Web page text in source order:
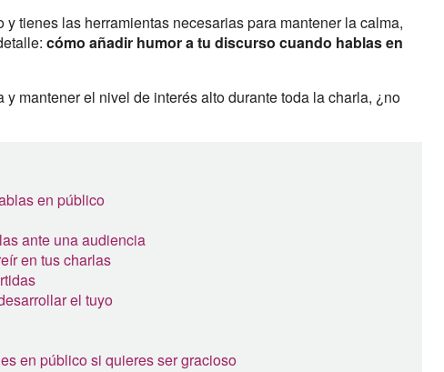
tienes las herramientas necesarias para mantener la calma,
cómo añadir humor a tu discurso cuando hablas en
mantener el nivel de interés alto durante toda la charla, ¿no
en público
ante una audiencia
en tus charlas
el tuyo
en público si quieres ser gracioso